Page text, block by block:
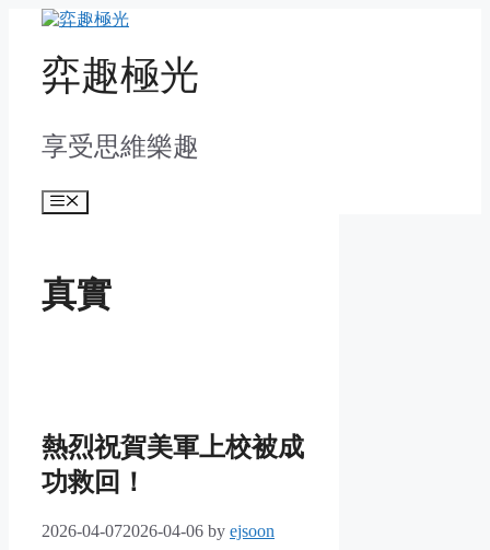
content弈趣極光
享受思維樂趣
Menu
真實
熱烈祝賀美軍上校被成
功救回！
2026-04-072026-04-06 by ejsoon